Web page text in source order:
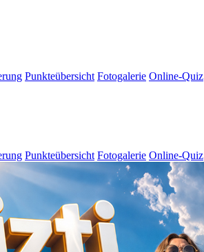
Punkteübersicht Fotogalerie Online-Quiz
Punkteübersicht Fotogalerie Online-Quiz